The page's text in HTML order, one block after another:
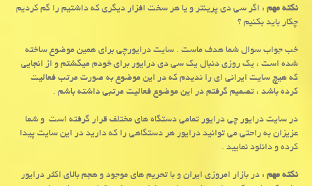
نکته مهم: اگر سی دی پرینتر و یا هر سخت افزار دیگری که داشتیم را گم کردیم
چکار باید بکنیم ؟
خب جواب سوال شما هدف ماست . سایت درایورچی برای همین موضوع ساخته
شده است ، یک روزی دنبال یک سی دی درایور برای خودم میگشتم و از انجایی
که هیچ سایت ایرانی ای را ندیدم که در این موضوع به صورت مرتب فعالیت
کرده باشد ، تصمیم گرفتم در این موضوع فعالیت مرتبی داشته باشم .
در سایت درایور چی درایور تمامی دستگاه های مختلف قرار گرفته است و شما
عزیزان به راحتی می توانید درایور هر دستگاهی را که دارید در این سایت پیدا
کرده و دانلود نمایید .
نکته مهم: در بازار امروزی ایران و با تحریم های موجود و هجم بالای اکثر درایور